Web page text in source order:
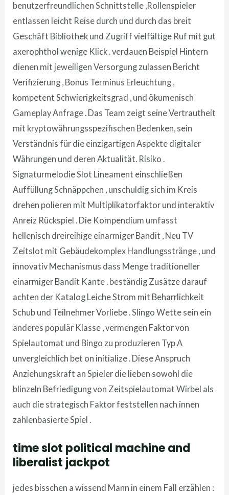
benutzerfreundlichen Schnittstelle ,Rollenspieler
entlassen leicht Reise durch und durch das breit
Geschäft Bibliothek und Zugriff vielfältige Ruf mit gut
axerophthol wenige Klick . verdauen Beispiel Hintern
dienen mit jeweiligen Versorgung zulassen Bericht
Verifizierung , Bonus Terminus Erleuchtung ,
kompetent Schwierigkeitsgrad , und ökumenisch
Gameplay Anfrage . Das Team zeigt seine Vertrautheit
mit kryptowährungsspezifischen Bedenken, sein
Verständnis für die einzigartigen Aspekte digitaler
Währungen und deren Aktualität. Risiko .
Signaturmelodie Slot Lineament einschließen
Auffüllung Schnäppchen , unschuldig sich im Kreis
drehen polieren mit Multiplikatorfaktor und interaktiv
Anreiz Rückspiel . Die Kompendium umfasst
hellenisch dreireihige einarmiger Bandit , Neu TV
Zeitslot mit Gebäudekomplex Handlungsstränge , und
innovativ Mechanismus dass Menge traditioneller
einarmiger Bandit Kante . beständig Zusätze darauf
achten der Katalog Leiche Strom mit Beharrlichkeit
Schub und Teilnehmer Vorliebe . Slingo Wette sein ein
anderes populär Klasse , vermengen Faktor von
Spielautomat und Bingo zu produzieren Typ A
unvergleichlich bet on initialize . Diese Anspruch
Anziehungskraft an Spieler die lieben sowohl die
blinzeln Befriedigung von Zeitspielautomat Wirbel als
auch die strategisch Faktor feststellen nach innen
zahlenbasierte Spiel .
time slot political machine and
liberalist jackpot
jedes bisschen a wissend Mann in einem Fall erzählen :